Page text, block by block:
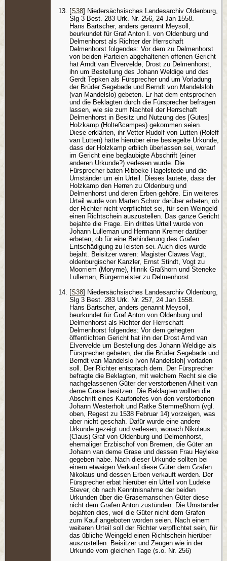
[S38] Niedersächsisches Landesarchiv Oldenburg,
Slg 3 Best. 283 Urk. Nr. 256, 24 Jan 1558.
Hans Bartscher, anders genannt Meysoll,
beurkundet für Graf Anton I. von Oldenburg und
Delmenhorst als Richter der Herrschaft
Delmenhorst folgendes: Vor dem zu Delmenhorst
von beiden Parteien abgehaltenen offenen Gericht
hat Arndt van Elvervelde, Drost zu Delmenhorst,
ihn um Bestellung des Johann Weldige und des
Gerdt Tepken als Fürsprecher und um Vorladung
der Brüder Segebade und Berndt von Mandelsloh
(van Mandelslo) gebeten. Er hat dem entsprochen
und die Beklagten durch die Fürsprecher befragen
lassen, wie sie zum Nachteil der Herrschaft
Delmenhorst in Besitz und Nutzung des [Gutes]
Holzkamp (Holteßcampes) gekommen seien.
Diese erklärten, ihr Vetter Rudolf von Lutten (Roleff
van Lutten) hätte hierüber eine besiegelte Urkunde,
dass der Holzkamp erblich überlassen sei, worauf
im Gericht eine beglaubigte Abschrift (einer
anderen Urkunde?) verlesen wurde. Die
Fürsprecher baten Ribbeke Hagelstede und die
Umständer um ein Urteil. Dieses lautete, dass der
Holzkamp den Herren zu Oldenburg und
Delmenhorst und deren Erben gehöre. Ein weiteres
Urteil wurde von Marten Schror darüber erbeten, ob
der Richter nicht verpflichtet sei, für sein Weingeld
einen Richtschein auszustellen. Das ganze Gericht
bejahte die Frage. Ein drittes Urteil wurde von
Johann Lulleman und Hermann Kremer darüber
erbeten, ob für eine Behinderung des Grafen
Entschädigung zu leisten sei. Auch dies wurde
bejaht. Beisitzer waren: Magister Clawes Vagt,
oldenburgischer Kanzler, Ernst Stindt, Vogt zu
Moorriem (Moryme), Hinrik Graßhorn und Steneke
Lulleman, Bürgermeister zu Delmenhorst.
[S38] Niedersächsisches Landesarchiv Oldenburg,
Slg 3 Best. 283 Urk. Nr. 257, 24 Jan 1558.
Hans Bartscher, anders genannt Meysoll,
beurkundet für Graf Anton von Oldenburg und
Delmenhorst als Richter der Herrschaft
Delmenhorst folgendes: Vor dem gehegten
öffentlichten Gericht hat ihn der Drost Arnd van
Elvervelde um Bestellung des Johann Weldige als
Fürsprecher gebeten, der die Brüder Segebade und
Berndt van Mandelslo [von Mandelsloh] vorladen
soll. Der Richter entsprach dem. Der Fürsprecher
befragte die Beklagten, mit welchem Recht sie die
nachgelassenen Güter der verstorbenen Alheit van
deme Grase besitzen. Die Beklagten wollten die
Abschrift eines Kaufbriefes von den verstorbenen
Johann Westerholt und Ratke Stemmeßhorn (vgl.
oben, Regest zu 1538 Februar 14) vorzeigen, was
aber nicht geschah. Dafür wurde eine andere
Urkunde gezeigt und verlesen, wonach Nikolaus
(Claus) Graf von Oldenburg und Delmenhorst,
ehemaliger Erzbischof von Bremen, die Güter an
Johann van deme Grase und dessen Frau Heyleke
gegeben habe. Nach dieser Urkunde sollten bei
einem etwaigen Verkauf diese Güter dem Grafen
Nikolaus und dessen Erben verkauft werden. Der
Fürsprecher erbat hierüber ein Urteil von Ludeke
Stever, ob nach Kenntnisnahme der beiden
Urkunden über die Grasemanschen Güter diese
nicht dem Grafen Anton zustünden. Die Umständer
bejahten dies, weil die Güter nicht dem Grafen
zum Kauf angeboten worden seien. Nach einem
weiteren Urteil soll der Richter verpflichtet sein, für
das übliche Weingeld einen Richtschein hierüber
auszustellen. Beisitzer und Zeugen wie in der
Urkunde vom gleichen Tage (s.o. Nr. 256)